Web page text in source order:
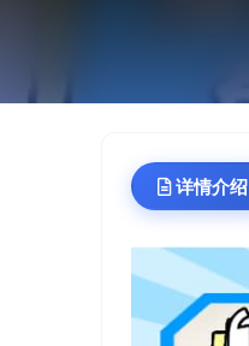
详情介绍